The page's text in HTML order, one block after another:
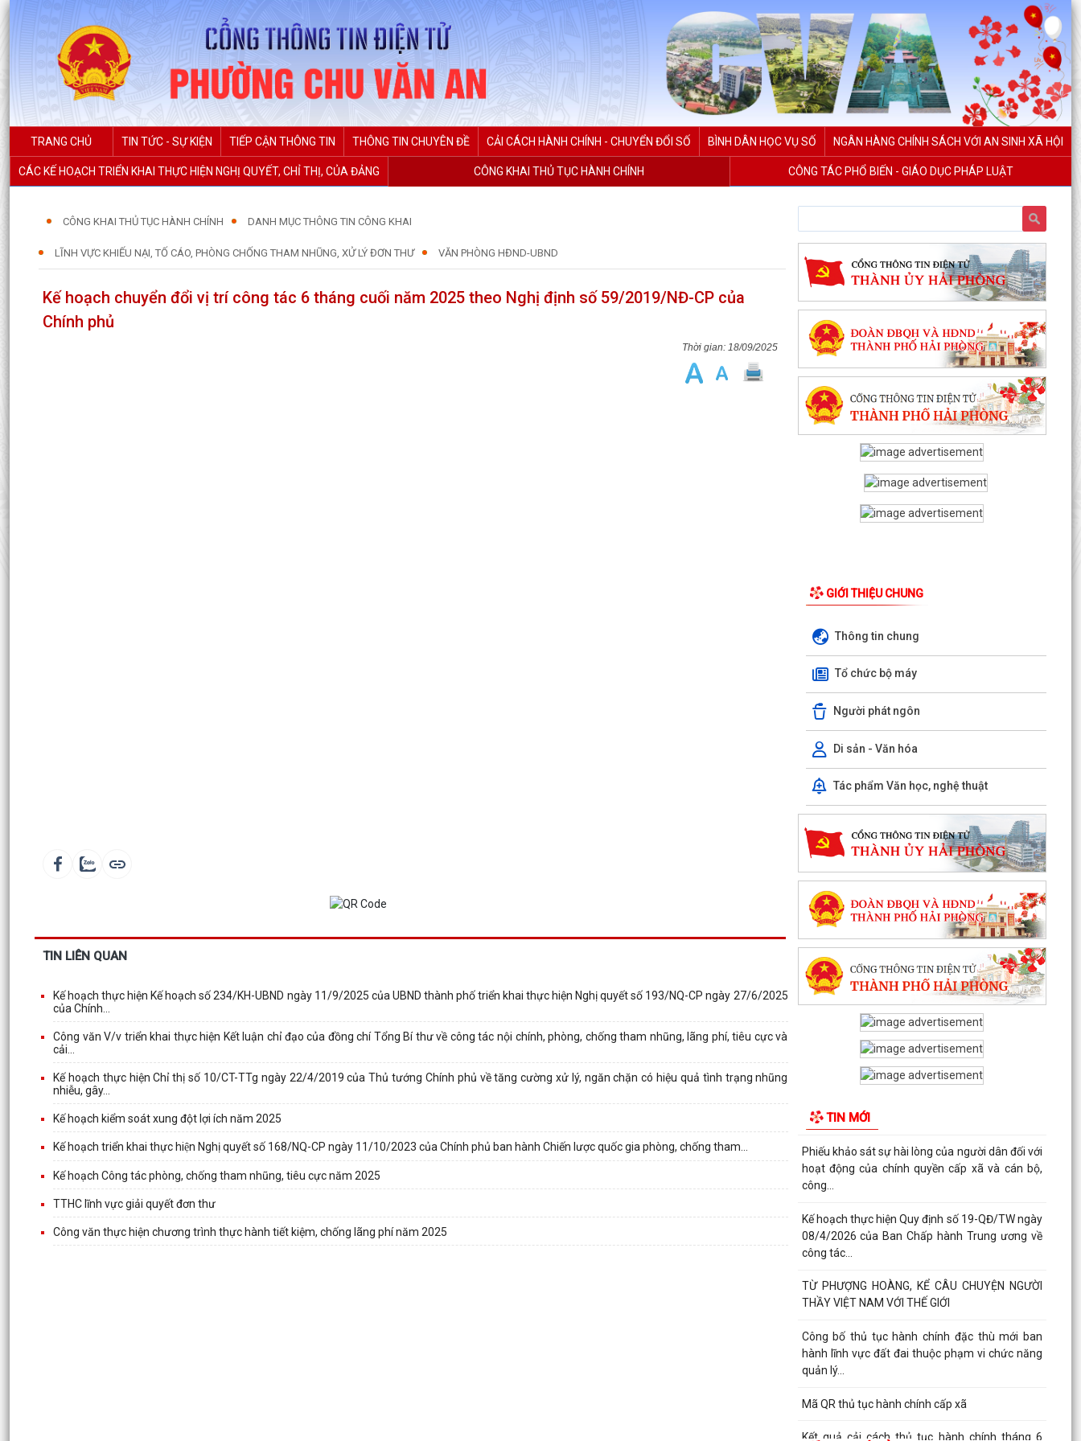
TRANG CHỦ TIN TỨC - SỰ KIỆN TIẾP CẬN THÔNG TIN THÔNG TIN CHUYÊN ĐỀ CẢI CÁCH HÀNH CHÍNH - CHUYỂN ĐỔI SỐ BÌNH DÂN HỌC VỤ SỐ NGÂN HÀNG CHÍNH SÁCH VỚI AN SINH XÃ HỘI
CÁC KẾ HOẠCH TRIỂN KHAI THỰC HIỆN NGHỊ QUYẾT, CHỈ THỊ, CỦA ĐẢNG CÔNG KHAI THỦ TỤC HÀNH CHÍNH CÔNG TÁC PHỔ BIẾN - GIÁO DỤC PHÁP LUẬT
CÔNG KHAI THỦ TỤC HÀNH CHÍNH DANH MỤC THÔNG TIN CÔNG KHAI
LĨNH VỰC KHIẾU NẠI, TỐ CÁO, PHÒNG CHỐNG THAM NHŨNG, XỬ LÝ ĐƠN THƯ VĂN PHÒNG HĐND-UBND
Kế hoạch chuyển đổi vị trí công tác 6 tháng cuối năm 2025 theo Nghị định số 59/2019/NĐ-CP của
Chính phủ
18/09/2025
TIN LIÊN QUAN
Kế hoạch thực hiện Kế hoạch số 234/KH-UBND ngày 11/9/2025 của UBND thành phố triển khai thực hiện Nghị quyết số 193/NQ-CP ngày 27/6/2025
của Chính...
Công văn V/v triển khai thực hiện Kết luận chỉ đạo của đồng chí Tổng Bí thư về công tác nội chính, phòng, chống tham nhũng, lãng phí, tiêu cực và
cải...
Kế hoạch thực hiện Chỉ thị số 10/CT-TTg ngày 22/4/2019 của Thủ tướng Chính phủ về tăng cường xử lý, ngăn chặn có hiệu quả tình trạng nhũng
nhiễu, gây...
Kế hoạch kiểm soát xung đột lợi ích năm 2025
Kế hoạch triển khai thực hiện Nghị quyết số 168/NQ-CP ngày 11/10/2023 của Chính phủ ban hành Chiến lược quốc gia phòng, chống tham...
Kế hoạch Công tác phòng, chống tham nhũng, tiêu cực năm 2025
TTHC lĩnh vực giải quyết đơn thư
Công văn thực hiện chương trình thực hành tiết kiệm, chống lãng phí năm 2025
GIỚI THIỆU CHUNG
Thông tin chung
Tổ chức bộ máy
Người phát ngôn
Di sản - Văn hóa
Tác phẩm Văn học, nghệ thuật
TIN MỚI
PHƯỜNG CHU VĂN AN TỔ CHỨC HỘI NGHỊ BỒI
DƯỠNG, TẬP HUẤN LÝ LUẬN CHÍNH TRỊ HÈ NĂM
2026
Phường Chu Văn An tập huấn nghiệp vụ bảo vệ
nền tảng tư tưởng của Đảng
PHƯỜNG CHU VĂN AN TỔ CHỨC ĐỐI THOẠI VỚI
CÁC HỘ DÂN LIÊN QUAN ĐẾN DỰ ÁN KHU DU
LỊCH, DỊCH VỤ VÀ DÂN...
PHƯỜNG CHU VĂN AN TỔ CHỨC ĐỐI THOẠI VỀ
PHƯƠNG ÁN BỒI THƯỜNG, HỖ TRỢ GIẢI PHÓNG
MẶT BẰNG DỰ ÁN KHU...
THÔNG BÁO Niêm yết công khai kết quả rà soát
các đối tượng thuộc hộ nghèo, hộ cận nghèo, hộ
Phiếu khảo sát sự hài lòng của người dân đối với
công...
Kế hoạch thực hiện Quy định số 19-QĐ/TW ngày
công tác...
TỪ PHƯỢNG HOÀNG, KỂ CÂU CHUYỆN NGƯỜI
Công bố thủ tục hành chính đặc thù mới ban
quản lý...
Mã QR thủ tục hành chính cấp xã
Kết quả cải cách thủ tục hành chính tháng 6